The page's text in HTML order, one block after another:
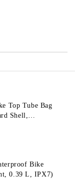
Top Tube Bag
Shell,
Bike
0.39 L, IPX7)